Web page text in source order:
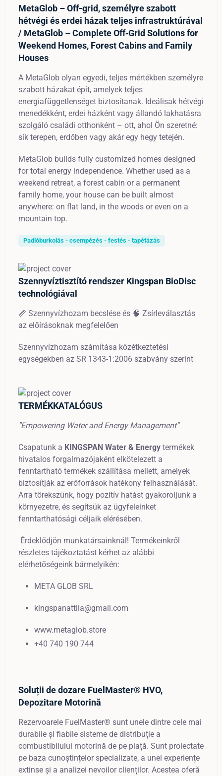
MetaGlob – Off-grid, személyre szabott
hétvégi és erdei házak teljes infrastruktúrával
/ MetaGlob – Complete Off‑Grid Solutions for
Weekend Homes, Forest Cabins and Family
Houses
A MetaGlob olyan egyedi, teljes mértékben személyre
szabott házakat épít, amelyek teljes
energiafüggetlenséget biztosítanak. Ideálisak hétvégi
menedékként, erdei házként vagy állandó lakhatásra
szolgáló családi otthonként – ott, ahol Ön szeretné:
sík terepen, erdőben vagy akár egy hegy tetején.
MetaGlob builds fully customized homes designed
for total energy independence. Whether used as a
weekend retreat, a forest cabin or a permanent
family home, your house can be built almost
anywhere: on flat land, in the woods or even on a
mountain top.
Padlóburkolás - csempézés - festés - tapétázás
Szennyvíztisztító rendszer Kingspan BioDisc
technológiával
📏 Szennyvízhozam becslése és 🧠 Zsírleválasztás
az előírásoknak megfelelően
Szennyvízhozam számítása közétkeztetési
egységekben az SR 1343-1:2006 szabvány szerint
TERMÉKKATALÓGUS
"Empowering Water and Energy Management"
Csapatunk a KINGSPAN Water & Energy termékek
hivatalos forgalmazójaként elkötelezett a
fenntartható termékek szállítása mellett, amelyek
biztosítják az erőforrások hatékony felhasználását.
Arra törekszünk, hogy pozitív hatást gyakoroljunk a
környezetre, és segítsük az ügyfeleinket
fenntarthatósági céljaik elérésében.
Érdeklődjön munkatársainknál! Termékeinkről
részletes tájékoztatást kérhet az alábbi
elérhetőségeink bármelyikén:
META GLOB SRL
kingspanattila@gmail.com
www.metaglob.store
+40 740 190 744
Soluții de dozare FuelMaster® HVO,
Depozitare Motorină
Rezervoarele FuelMaster® sunt unele dintre cele mai
durabile și fiabile sisteme de distribuție a
combustibilului motorină de pe piață. Sunt proiectate
pe baza cunoștințelor specializate, a unei experiențe
extinse și a analizei nevoilor clienților. Acestea oferă